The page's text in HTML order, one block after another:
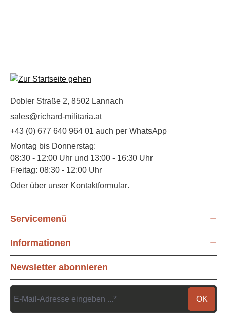
Dobler Straße 2, 8502 Lannach
sales@richard-militaria.at
+43 (0) 677 640 964 01 auch per WhatsApp
Montag bis Donnerstag:
08:30 - 12:00 Uhr und 13:00 - 16:30 Uhr
Freitag: 08:30 - 12:00 Uhr
Oder über unser Kontaktformular.
Servicemenü
Informationen
Newsletter abonnieren
OK